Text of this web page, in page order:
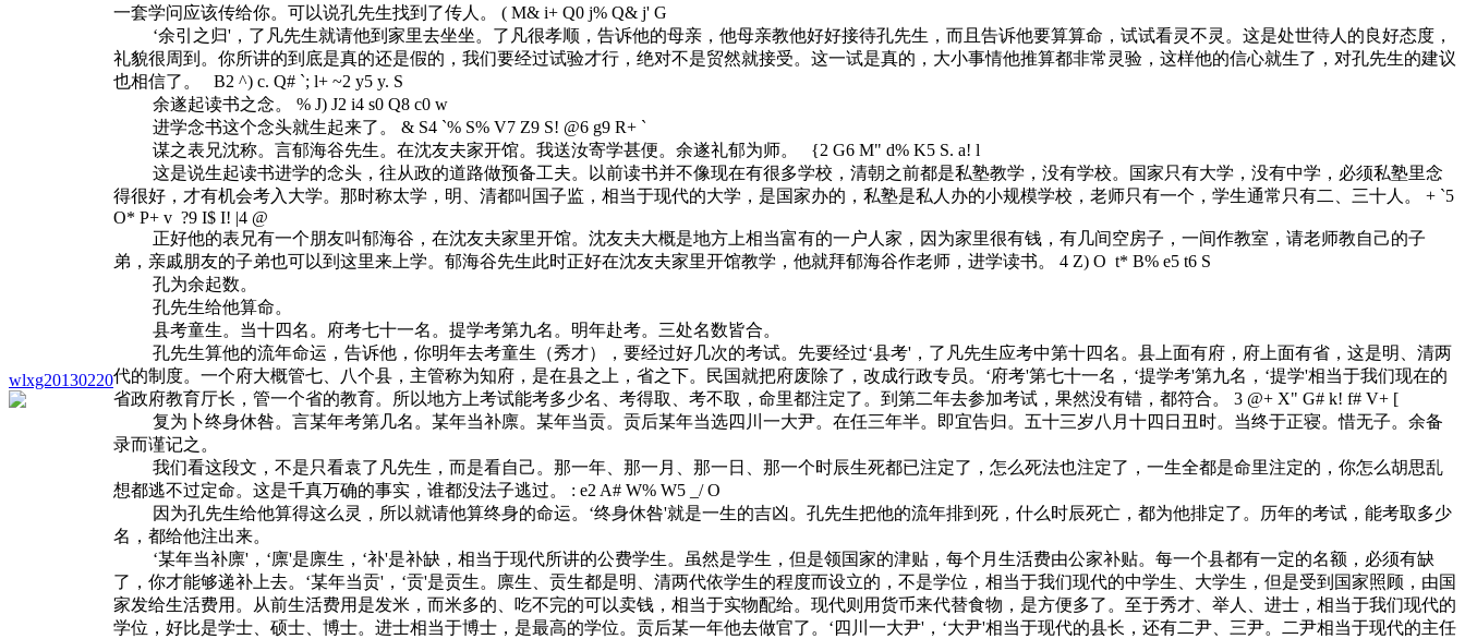
wlxg20130220
一套学问应该传给你。可以说孔先生找到了传人。 ( M& i+ Q0 j% Q& j' G
‘余引之归'，了凡先生就请他到家里去坐坐。了凡很孝顺，告诉他的母亲，他母亲教他好好接待孔先生，而且告诉他要算算命，试试看灵不灵。这是处世待人的良好态度，
礼貌很周到。你所讲的到底是真的还是假的，我们要经过试验才行，绝对不是贸然就接受。这一试是真的，大小事情他推算都非常灵验，这样他的信心就生了，对孔先生的建议
也相信了。
B2 ^) c. Q# `; l+ ~2 y5 y. S
余遂起读书之念。 % J) J2 i4 s0 Q8 c0 w
进学念书这个念头就生起来了。 & S4 `% S% V7 Z9 S! @6 g9 R+ `
谋之表兄沈称。言郁海谷先生。在沈友夫家开馆。我送汝寄学甚便。余遂礼郁为师。
{2 G6 M" d% K5 S. a! l
这是说生起读书进学的念头，往从政的道路做预备工夫。以前读书并不像现在有很多学校，清朝之前都是私塾教学，没有学校。国家只有大学，没有中学，必须私塾里念
得很好，才有机会考入大学。那时称太学，明、清都叫国子监，相当于现代的大学，是国家办的，私塾是私人办的小规模学校，老师只有一个，学生通常只有二、三十人。 + `5
O* P+ v ?9 I$ I! |4 @
正好他的表兄有一个朋友叫郁海谷，在沈友夫家里开馆。沈友夫大概是地方上相当富有的一户人家，因为家里很有钱，有几间空房子，一间作教室，请老师教自己的子
弟，亲戚朋友的子弟也可以到这里来上学。郁海谷先生此时正好在沈友夫家里开馆教学，他就拜郁海谷作老师，进学读书。 4 Z) O t* B% e5 t6 S
孔为余起数。
孔先生给他算命。
县考童生。当十四名。府考七十一名。提学考第九名。明年赴考。三处名数皆合。
孔先生算他的流年命运，告诉他，你明年去考童生（秀才），要经过好几次的考试。先要经过‘县考'，了凡先生应考中第十四名。县上面有府，府上面有省，这是明、清两
代的制度。一个府大概管七、八个县，主管称为知府，是在县之上，省之下。民国就把府废除了，改成行政专员。‘府考'第七十一名，‘提学考'第九名，‘提学'相当于我们现在的
省政府教育厅长，管一个省的教育。所以地方上考试能考多少名、考得取、考不取，命里都注定了。到第二年去参加考试，果然没有错，都符合。 3 @+ X" G# k! f# V+ [
复为卜终身休咎。言某年考第几名。某年当补廪。某年当贡。贡后某年当选四川一大尹。在任三年半。即宜告归。五十三岁八月十四日丑时。当终于正寝。惜无子。余备
录而谨记之。
我们看这段文，不是只看袁了凡先生，而是看自己。那一年、那一月、那一日、那一个时辰生死都已注定了，怎么死法也注定了，一生全都是命里注定的，你怎么胡思乱
想都逃不过定命。这是千真万确的事实，谁都没法子逃过。 : e2 A# W% W5 _/ O
因为孔先生给他算得这么灵，所以就请他算终身的命运。‘终身休咎'就是一生的吉凶。孔先生把他的流年排到死，什么时辰死亡，都为他排定了。历年的考试，能考取多少
名，都给他注出来。
‘某年当补廪'，‘廪'是廪生，‘补'是补缺，相当于现代所讲的公费学生。虽然是学生，但是领国家的津贴，每个月生活费由公家补贴。每一个县都有一定的名额，必须有缺
了，你才能够递补上去。‘某年当贡'，‘贡'是贡生。廪生、贡生都是明、清两代依学生的程度而设立的，不是学位，相当于我们现代的中学生、大学生，但是受到国家照顾，由国
家发给生活费用。从前生活费用是发米，而米多的、吃不完的可以卖钱，相当于实物配给。现代则用货币来代替食物，是方便多了。至于秀才、举人、进士，相当于我们现代的
学位，好比是学士、硕士、博士。进士相当于博士，是最高的学位。贡后某一年他去做官了。‘四川一大尹'，‘大尹'相当于现代的县长，还有二尹、三尹。二尹相当于现代的主任